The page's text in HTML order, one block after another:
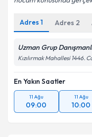
Adres 1 Adres 2
Uzman Grup
Kızılırmak Mahallesi 1446.
En Yakın Saatler
11 Ağu
09:00
11 Ağu
10:00